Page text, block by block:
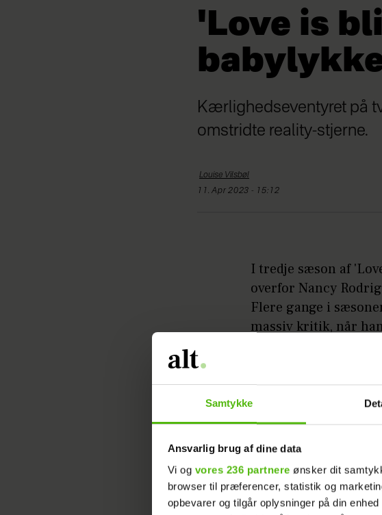
Samtykke
Ansvarlig brug af dine data
Vi og vores 236 partnere ønsker dit
browser til præferencer, statistik og
opbevarer og tilgår oplysninger på din
'Love is
Kærlighedseventyret på
omstridte reality-stjerne.
Louise Vilsbøl
11. Apr 2023 - 15:12
I tredje sæson af
overfor Nancy
Flere gange i
massiv kritik, når
Nu er lykken dog
hans mange følgere.
Læs også: Irina i